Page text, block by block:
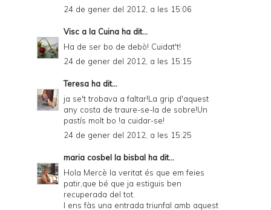
24 de gener del 2012, a les 15:06
Visc a la Cuina ha dit...
Ha de ser bo de debò! Cuidat't!
24 de gener del 2012, a les 15:15
Teresa ha dit...
ja se't trobava a faltar!La grip d'aquest
any costa de traure-se-la de sobre!Un
pastís molt bo !a cuidar-se!
24 de gener del 2012, a les 15:25
maria cosbel la bisbal ha dit...
Hola Mercè la veritat és que em feies
patir,que bé que ja estiguis ben
recuperada del tot.
I ens fàs una entrada triunfal amb aquest